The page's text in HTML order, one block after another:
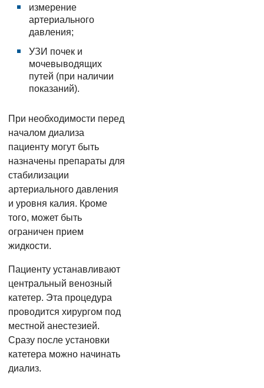
измерение
артериального
давления;
УЗИ почек и
мочевыводящих
путей (при наличии
показаний).
При необходимости перед
началом диализа
пациенту могут быть
назначены препараты для
стабилизации
артериального давления
и уровня калия. Кроме
того, может быть
ограничен прием
жидкости.
Пациенту устанавливают
центральный венозный
катетер. Эта процедура
проводится хирургом под
местной анестезией.
Сразу после установки
катетера можно начинать
диализ.